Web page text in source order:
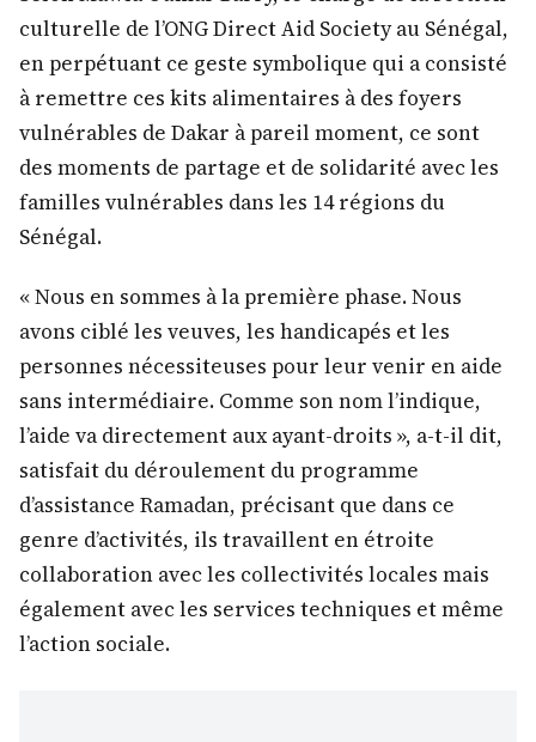
culturelle de l’ONG Direct Aid Society au Sénégal,
en perpétuant ce geste symbolique qui a consisté
à remettre ces kits alimentaires à des foyers
vulnérables de Dakar à pareil moment, ce sont
des moments de partage et de solidarité avec les
familles vulnérables dans les 14 régions du
Sénégal.
« Nous en sommes à la première phase. Nous
avons ciblé les veuves, les handicapés et les
personnes nécessiteuses pour leur venir en aide
sans intermédiaire. Comme son nom l’indique,
l’aide va directement aux ayant-droits », a-t-il dit,
satisfait du déroulement du programme
d’assistance Ramadan, précisant que dans ce
genre d’activités, ils travaillent en étroite
collaboration avec les collectivités locales mais
également avec les services techniques et même
l’action sociale.